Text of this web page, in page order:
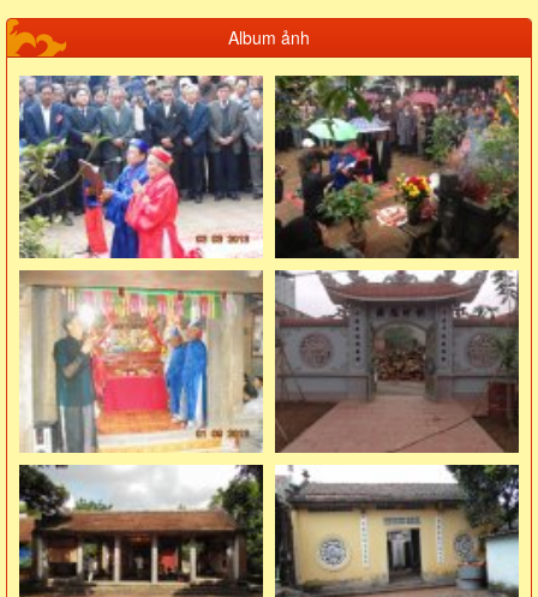
Album ảnh